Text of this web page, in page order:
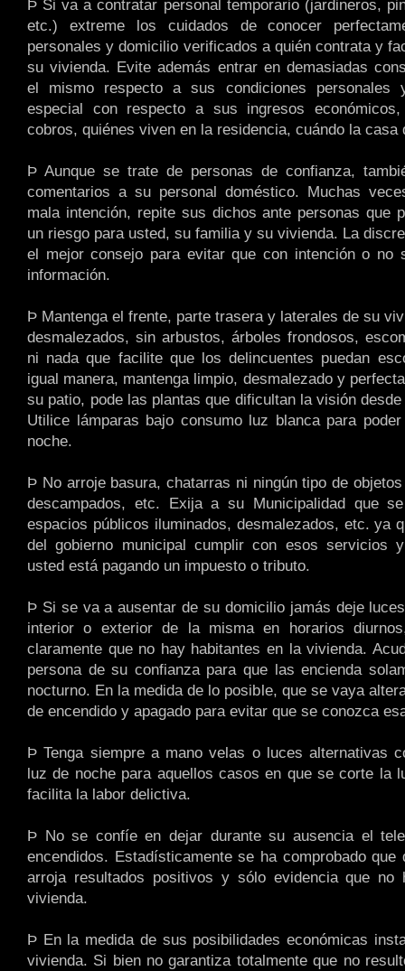
Þ Si va a contratar personal temporario (jardineros,
etc.) extreme los cuidados de conocer
personales y domicilio verificados a quién contrata y
su vivienda. Evite además entrar en demasiadas
el mismo respecto a sus condiciones personales
especial con respecto a sus ingresos
cobros, quiénes viven en la residencia, cuándo la casa
Þ Aunque se trate de personas de confianza,
comentarios a su personal doméstico. Muchas
mala intención, repite sus dichos ante personas que
un riesgo para usted, su familia y su vivienda. La
el mejor consejo para evitar que con intención o no
información.
Þ Mantenga el frente, parte trasera y laterales de su
desmalezados, sin arbustos, árboles frondosos,
ni nada que facilite que los delincuentes puedan
igual manera, mantenga limpio, desmalezado y
su patio, pode las plantas que dificultan la visión
Utilice lámparas bajo consumo luz blanca para
noche.
Þ No arroje basura, chatarras ni ningún tipo de
descampados, etc. Exija a su Municipalidad que
espacios públicos iluminados, desmalezados, etc. ya
del gobierno municipal cumplir con esos servicios
usted está pagando un impuesto o tributo.
Þ Si se va a ausentar de su domicilio jamás deje
interior o exterior de la misma en horarios
claramente que no hay habitantes en la vivienda.
persona de su confianza para que las encienda
nocturno. En la medida de lo posible, que se vaya
de encendido y apagado para evitar que se conozca
Þ Tenga siempre a mano velas o luces alternativas
luz de noche para aquellos casos en que se corte la
facilita la labor delictiva.
Þ No se confíe en dejar durante su ausencia el
encendidos. Estadísticamente se ha comprobado que
arroja resultados positivos y sólo evidencia que no
vivienda.
Þ En la medida de sus posibilidades económicas
vivienda. Si bien no garantiza totalmente que no